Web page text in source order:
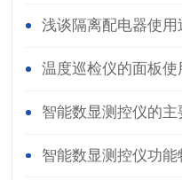
浅谈隔离配电器使
温度巡检仪的面板使
智能数显测控仪的主
智能数显测控仪功能